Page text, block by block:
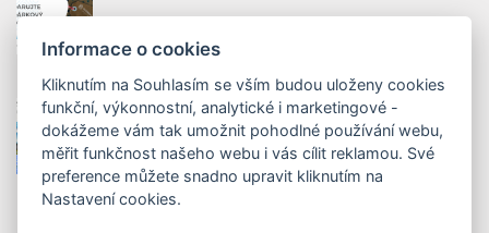
Dětský park Lemurie v Peci pod Sněžkou
Informace o cookies
Kliknutím na Souhlasím se vším budou uloženy cookies
funkční, výkonnostní, analytické i marketingové -
dokážeme vám tak umožnit pohodlné používání webu,
měřit funkčnost našeho webu i vás cílit reklamou. Své
preference můžete snadno upravit kliknutím na
Nastavení cookies.